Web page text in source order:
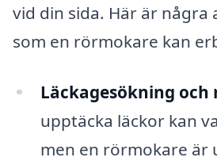
vid din sida. Här är några
som en rörmokare kan
Läckagesökning och
upptäcka läckor kan
men en rörmokare är